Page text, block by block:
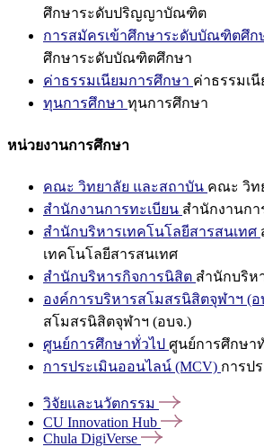
ศึกษาระดับปริญญาบัณฑิต
การสมัครเข้าศึกษาระดับบัณฑิตศึก
ศึกษาระดับบัณฑิตศึกษา
ค่าธรรมเนียมการศึกษา ค่าธรรมเ
ทุนการศึกษา ทุนการศึกษา
หน่วยงานการศึกษา
คณะ วิทยาลัย และสถาบัน คณะ วิท
สำนักงานการทะเบียน สำนักงานกา
สำนักบริหารเทคโนโลยีสารสนเทศ
เทคโนโลยีสารสนเทศ
สำนักบริหารกิจการนิสิต สำนักบริห
องค์การบริหารสโมสรนิสิตจุฬาฯ (อ
สโมสรนิสิตจุฬาฯ (อบจ.)
ศูนย์การศึกษาทั่วไป ศูนย์การศึกษา
การประเมินออนไลน์ (MCV) การป
วิจัยและนวัตกรรม
CU Innovation Hub
Chula DigiVerse